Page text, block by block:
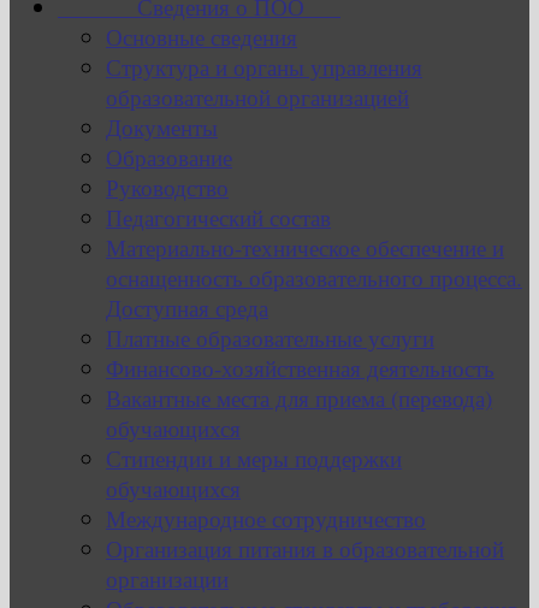
Сведения о ПОО
Основные сведения
Структура и органы управления
образовательной организацией
Документы
Образование
Руководство
Педагогический состав
Материально-техническое обеспечение и
оснащенность образовательного процесса.
Доступная среда
Платные образовательные услуги
Финансово-хозяйственная деятельность
Вакантные места для приема (перевода)
обучающихся
Стипендии и меры поддержки
обучающихся
Международное сотрудничество
Организация питания в образовательной
организации